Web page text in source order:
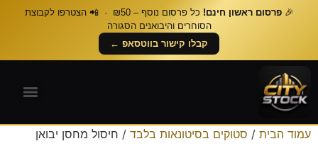
🎉פרסום ראשון חינם!
כל פרסום נוסף – ₪50 · 📲 הצטרפו לקבוצת
הסוחרים והיבואנים הסגורה
קבלו קישור בווטסאפ ←
עמוד הבית / סטוקים בסיטונאות בלבד / חיסול מחסן יבואן